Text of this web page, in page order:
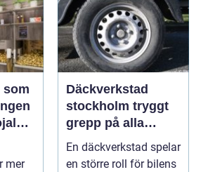
som
mer
Däckverkstad
stockholm tryggt
grepp på alla
vägar
En däckverkstad spelar
en större roll för bilens